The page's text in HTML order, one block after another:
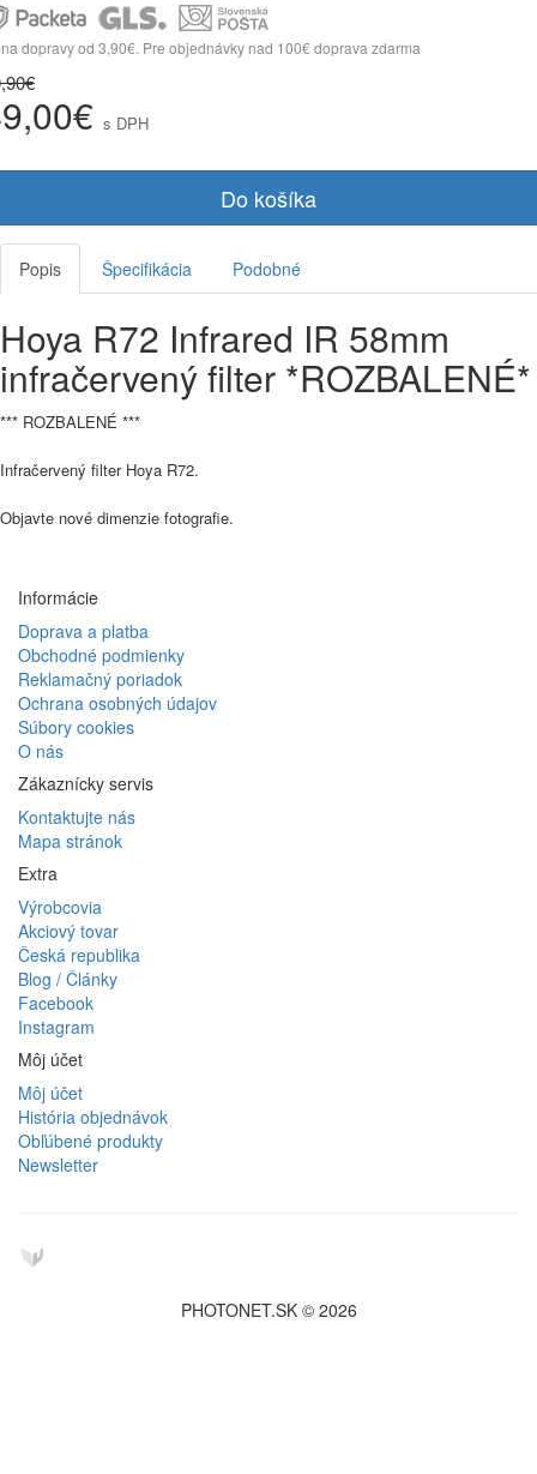
dopravy od 3,90€. Pre objednávky nad 100€ doprava zdarma
s DPH
Do košíka
Popis Špecifikácia Podobné
Hoya R72 Infrared IR 58mm
infračervený filter *ROZBALENÉ*
*** ROZBALENÉ ***
Infračervený filter Hoya R72.
Objavte nové dimenzie fotografie.
Informácie
Doprava a platba
Obchodné podmienky
Reklamačný poriadok
Ochrana osobných údajov
Súbory cookies
O nás
Zákaznícky servis
Kontaktujte nás
Mapa stránok
Extra
Výrobcovia
Akciový tovar
Česká republika
Blog / Články
Facebook
Instagram
Môj účet
Môj účet
História objednávok
Obľúbené produkty
Newsletter
PHOTONET.SK © 2026